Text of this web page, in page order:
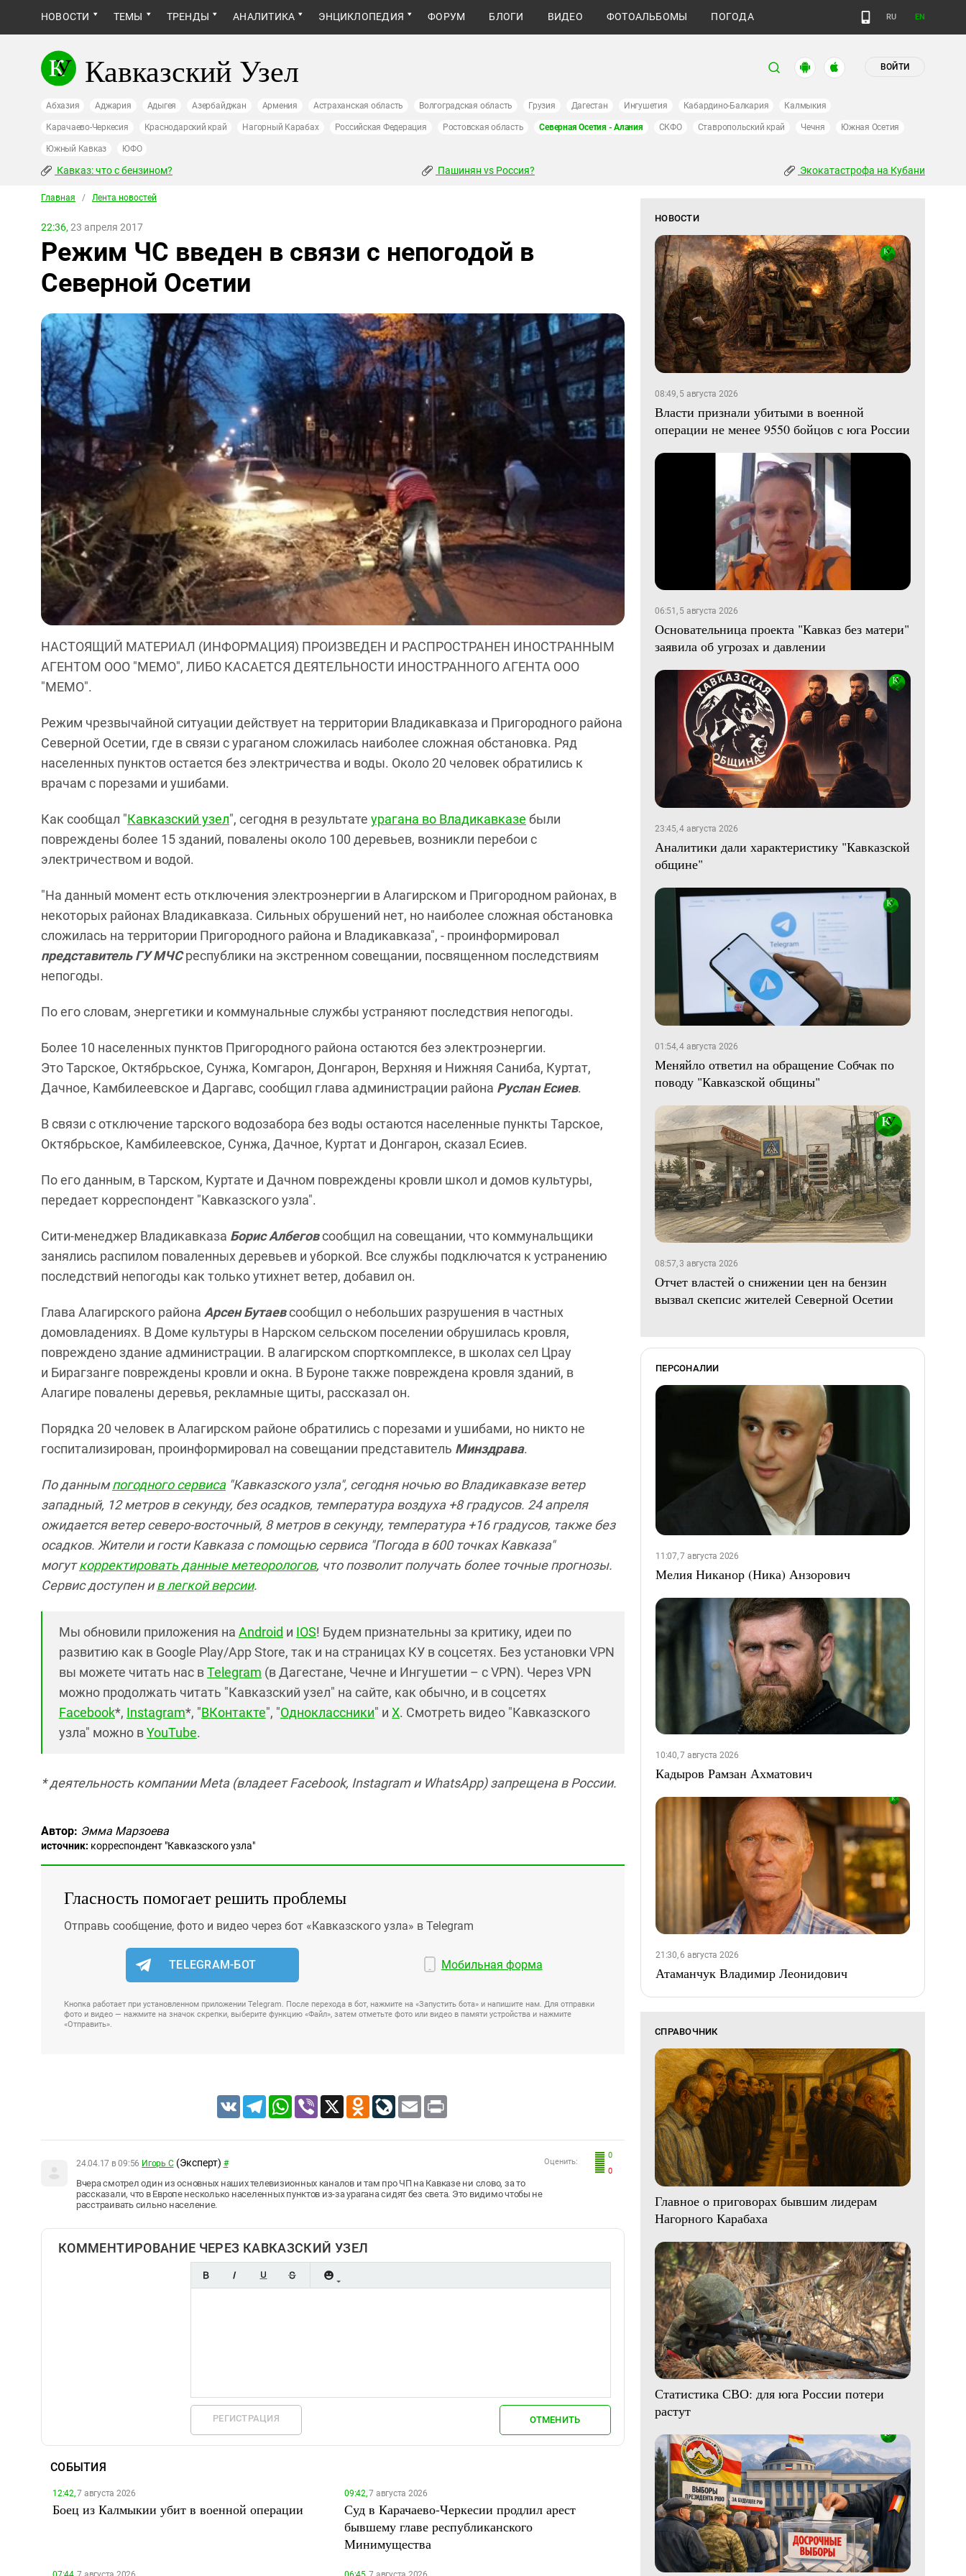
НОВОСТИ ТЕМЫ ТРЕНДЫ АНАЛИТИКА ЭНЦИКЛОПЕДИЯ ФОРУМ БЛОГИ ВИДЕО ФОТОАЛЬБОМЫ ПОГОДА RU EN
Кавказский Узел ВОЙТИ
Абхазия Аджария Адыгея Азербайджан Армения Астраханская область Волгоградская область Грузия Дагестан Ингушетия Кабардино-Балкария Калмыкия
Карачаево-Черкесия Краснодарский край Нагорный Карабах Российская Федерация Ростовская область Северная Осетия - Алания СКФО Ставропольский край Чечня Южная Осетия
Южный Кавказ ЮФО
Кавказ: что с бензином? Пашинян vs Россия? Экокатастрофа на Кубани
Главная / Лента новостей
22:36, 23 апреля 2017
Режим ЧС введен в связи с непогодой в
Северной Осетии
НАСТОЯЩИЙ МАТЕРИАЛ (ИНФОРМАЦИЯ) ПРОИЗВЕДЕН И РАСПРОСТРАНЕН ИНОСТРАННЫМ
АГЕНТОМ ООО "МЕМО", ЛИБО КАСАЕТСЯ ДЕЯТЕЛЬНОСТИ ИНОСТРАННОГО АГЕНТА ООО
"МЕМО".
Режим чрезвычайной ситуации действует на территории Владикавказа и Пригородного района
Северной Осетии, где в связи с ураганом сложилась наиболее сложная обстановка. Ряд
населенных пунктов остается без электричества и воды. Около 20 человек обратились к
врачам с порезами и ушибами.
Как сообщал "Кавказский узел", сегодня в результате урагана во Владикавказе были
повреждены более 15 зданий, повалены около 100 деревьев, возникли перебои с
электричеством и водой.
"На данный момент есть отключения электроэнергии в Алагирском и Пригородном районах, в
некоторых районах Владикавказа. Сильных обрушений нет, но наиболее сложная обстановка
сложилась на территории Пригородного района и Владикавказа", - проинформировал
представитель ГУ МЧСреспублики на экстренном совещании, посвященном последствиям
непогоды.
По его словам, энергетики и коммунальные службы устраняют последствия непогоды.
Более 10 населенных пунктов Пригородного района остаются без электроэнергии.
Это Тарское, Октябрьское, Сунжа, Комгарон, Донгарон, Верхняя и Нижняя Саниба, Куртат,
Дачное, Камбилеевское и Даргавс, сообщил глава администрации района Руслан Есиев.
В связи с отключение тарского водозабора без воды остаются населенные пункты Тарское,
Октябрьское, Камбилеевское, Сунжа, Дачное, Куртат и Донгарон, сказал Есиев.
По его данным, в Тарском, Куртате и Дачном повреждены кровли школ и домов культуры,
передает корреспондент "Кавказского узла".
Сити-менеджер Владикавказа Борис Албеговсообщил на совещании, что коммунальщики
занялись распилом поваленных деревьев и уборкой. Все службы подключатся к устранению
последствий непогоды как только утихнет ветер, добавил он.
Глава Алагирского района Арсен Бутаевсообщил о небольших разрушения в частных
домовладениях. В Доме культуры в Нарском сельском поселении обрушилась кровля,
повреждено здание администрации. В алагирском спорткомплексе, в школах сел Црау
и Бирагзанге повреждены кровли и окна. В Буроне также повреждена кровля зданий, в
Алагире повалены деревья, рекламные щиты, рассказал он.
Порядка 20 человек в Алагирском районе обратились с порезами и ушибами, но никто не
госпитализирован, проинформировал на совещании представитель Минздрава.
По даннымпогодного сервиса"Кавказского узла", сегодня ночью во Владикавказе ветер
западный, 12 метров в секунду, без осадков, температура воздуха +8 градусов. 24 апреля
ожидается ветер северо-восточный, 8 метров в секунду, температура +16 градусов, также без
осадков. Жители и гости Кавказа с помощью сервиса "Погода в 600 точках Кавказа"
могуткорректировать данные метеорологов, что позволит получать более точные прогнозы.
Сервис доступен ив легкой версии.
Мы обновили приложения на Android и IOS! Будем признательны за критику, идеи по
развитию как в Google Play/App Store, так и на страницах КУ в соцсетях. Без установки VPN
вы можете читать нас вTelegram (в Дагестане, Чечне и Ингушетии – с VPN). Через VPN
можно продолжать читать "Кавказский узел" на сайте, как обычно, и в соцсетях
Facebook*, Instagram*, "ВКонтакте", "Одноклассники" и X. Смотреть видео "Кавказского
узла" можно вYouTube.
* деятельность компании Meta (владеет Facebook, Instagram и WhatsApp) запрещена в России.
Автор: Эмма Марзоева
источник: корреспондент "Кавказского узла"
Гласность помогает решить проблемы
Отправь сообщение, фото и видео через бот «Кавказского узла» в Telegram
TELEGRAM-БОТ Мобильная форма
Кнопка работает при установленном приложении Telegram. После перехода в бот, нажмите на «Запустить бота» и напишите нам. Для отправки
фото и видео — нажмите на значок скрепки, выберите функцию «Файл», затем отметьте фото или видео в памяти устройства и нажмите
«Отправить».
VK TelegramWhatsApp
Viber X Odnoklassniki
LiveJournal
Email
0
0
Оценить:
24.04.17 в 09:56 Игорь С (Эксперт) #
Вчера смотрел один из основных наших телевизионных каналов и там про ЧП на Кавказе ни слово, за то
рассказали, что в Европе несколько населенных пунктов из-за урагана сидят без света. Это видимо чтобы не
расстраивать сильно население.
КОММЕНТИРОВАНИЕ ЧЕРЕЗ КАВКАЗСКИЙ УЗЕЛ
РЕГИСТРАЦИЯ ОТМЕНИТЬ
СОБЫТИЯ
12:42,7 августа 2026
Боец из Калмыкии убит в военной операции
09:42,7 августа 2026
Суд в Карачаево-Черкесии продлил арест
бывшему главе республиканского
Минимущества
НОВОСТИ
08:49, 5 августа 2026
Власти признали убитыми в военной
операции не менее 9550 бойцов с юга России
06:51, 5 августа 2026
Основательница проекта "Кавказ без матери"
заявила об угрозах и давлении
23:45, 4 августа 2026
Аналитики дали характеристику "Кавказской
общине"
01:54, 4 августа 2026
Меняйло ответил на обращение Собчак по
поводу "Кавказской общины"
08:57, 3 августа 2026
Отчет властей о снижении цен на бензин
вызвал скепсис жителей Северной Осетии
ПЕРСОНАЛИИ
11:07, 7 августа 2026
Мелия Никанор (Ника) Анзорович
10:40, 7 августа 2026
Кадыров Рамзан Ахматович
21:30, 6 августа 2026
Атаманчук Владимир Леонидович
СПРАВОЧНИК
Главное о приговорах бывшим лидерам
Нагорного Карабаха
Статистика СВО: для юга России потери
растут